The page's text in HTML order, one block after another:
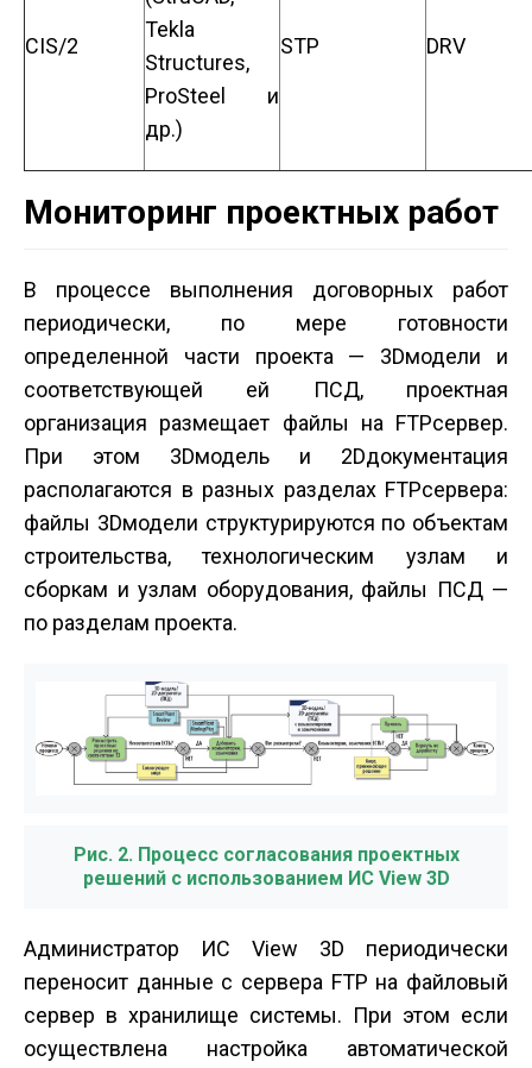
CIS/2
Tekla
Structures,
ProSteel и
др.)
STP DRV
Мониторинг проектных работ
В процессе выполнения договорных работ
периодически, по мере готовности
определенной части проекта — 3D­модели и
соответствующей ей ПСД, проектная
организация размещает файлы на FTP­сервер.
При этом 3D­модель и 2D­документация
располагаются в разных разделах FTP­сервера:
файлы 3D­модели структурируются по объектам
строительства, технологическим узлам и
сборкам и узлам оборудования, файлы ПСД —
по разделам проекта.
Рис. 2. Процесс согласования проектных
решений с использованием ИС View 3D
Администратор ИС View 3D периодически
переносит данные с сервера FTP на файловый
сервер в хранилище системы. При этом если
осуществлена настройка автоматической